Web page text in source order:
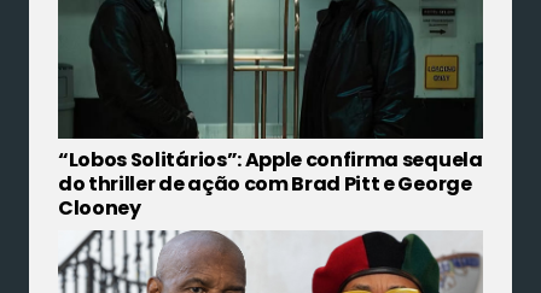
“Lobos Solitários”: Apple confirma sequela
do thriller de ação com Brad Pitt e George
Clooney